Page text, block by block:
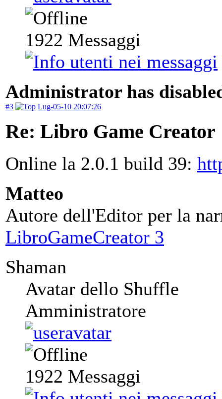
1922 Messaggi
Administrator has
#3 Lug-05-10 20:07:26
Re: Libro Game Creator
Online la 2.0.1 build 39:
Matteo
Autore dell'Editor per la
LibroGameCreator 3
Shaman
Avatar dello Shuffle
Amministratore
1922 Messaggi